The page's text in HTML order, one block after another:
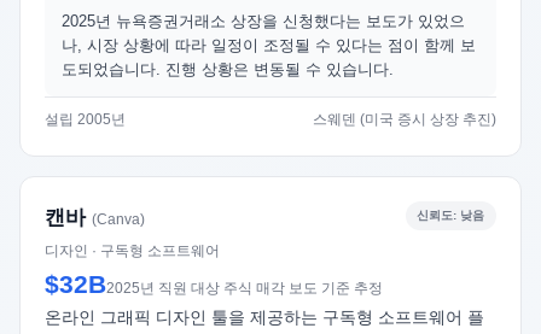
2025년 뉴욕증권거래소 상장을 신청했다는 보도가 있었으
나, 시장 상황에 따라 일정이 조정될 수 있다는 점이 함께 보
도되었습니다. 진행 상황은 변동될 수 있습니다.
설립 2005년 스웨덴 (미국 증시 상장 추진)
캔바 (Canva)
디자인 · 구독형 소프트웨어
신뢰도: 낮음
$32B2025년 직원 대상 주식 매각 보도 기준 추정
온라인 그래픽 디자인 툴을 제공하는 구독형 소프트웨어 플